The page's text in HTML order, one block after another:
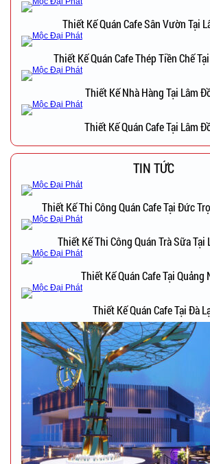
Thiết Kế Quán Cafe Sân Vườn Tại
Thiết Kế Quán Cafe Thép Tiền Chế
Thiết Kế Nhà Hàng Tại Lâm
Thiết Kế Quán Cafe Tại Lâm
TIN TỨC
Thiết Kế Thi Công Quán Cafe Tại Đức
Thiết Kế Thi Công Quán Trà Sữa Tại
Thiết Kế Quán Cafe Tại Quảng
Thiết Kế Quán Cafe Tại Đà